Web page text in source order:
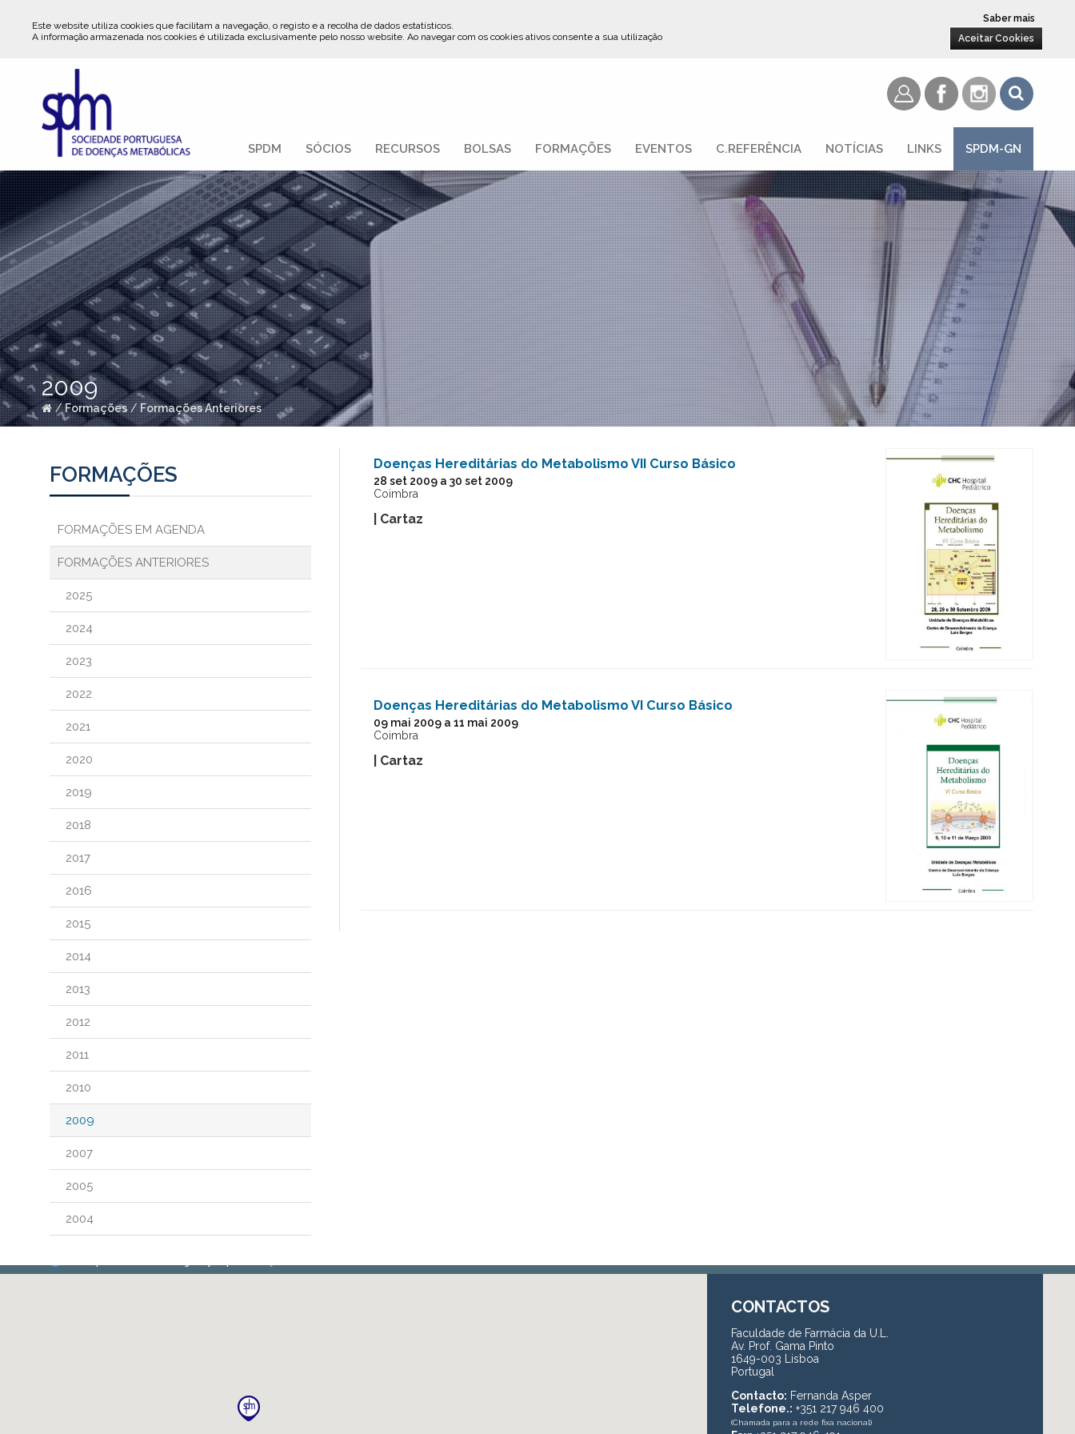
Este website utiliza cookies que facilitam a navegação, o registo e a recolha de dados estatísticos.
A informação armazenada nos cookies é utilizada exclusivamente pelo nosso website.Ao navegar com os cookies ativos consente a sua utilização
Saber mais
Aceitar Cookies
SPDM SÓCIOS RECURSOS BOLSAS FORMAÇÕES EVENTOS C.REFERÊNCIA NOTÍCIAS LINKS SPDM-GN
2009
/ Formações / Formações Anteriores
FORMAÇÕES
FORMAÇÕES EM AGENDA
FORMAÇÕES ANTERIORES
2025
2024
2023
2022
2021
2020
2019
2018
2017
2016
2015
2014
2013
2012
2011
2010
2009
2007
2005
2004
Doenças Hereditárias do Metabolismo VII Curso Básico
28 set 2009 a30 set 2009
Coimbra
| Cartaz
Doenças Hereditárias do Metabolismo VI Curso Básico
09 mai 2009 a11 mai 2009
Coimbra
| Cartaz
CONTACTOS
Faculdade de Farmácia da U.L.
Av. Prof. Gama Pinto
1649-003 Lisboa
Portugal
Contacto: Fernanda Asper
Telefone.: +351 217 946 400
(Chamada para a rede fixa nacional)